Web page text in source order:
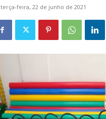
terça-feira, 22 de junho de 2021